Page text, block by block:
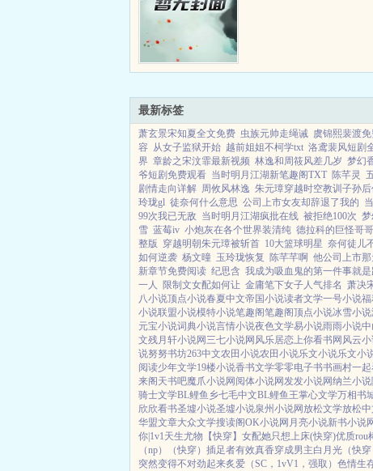
最新标签
萧玄景宋知夏全文免费 虫族元帅走绳诫 虞锦熙裴渡
容 从女子监狱开始 越前姐姐不柯学txt 洛鸢裴风短剧
界 章龄之宋汶霏最新视频 林逸和周筱风差几岁 梦幻
爷短剧免费观看 当时明月江湖新笔趣阁TXT 陈芊灵
剧情走向详解 周攸风林逸 朱元璋穿越时空教训子孙
玲珑gl 徒奈何什么意思 公司上市女友却辞退了我的
99次我已无敌 当时明月江湖疯批在线 被拒绝100次 梦
雪 蓝莓iv 小炮灰在各个世界装清纯 德拉科的巨怪哥
整版 穿越明朝朱元璋被斩首 10大篮球明星 奈何徒儿
如何逆袭 杨文曈 玉玲珑恢复 陈芊芊啊 他公司上市
新章节免费阅读 纪思含 我成为吸血鬼的第一件事就是
一人
限制文女配如何让 金庸笔下女子人气排名 萧决
八小说顶点小说春夏中文帝国小说读者文学一号小说
小说联盟小说模特小说笔趣阁笔趣阁顶点小说冰雪小说
元宝小说词典小说言情小说夜色文学易小说雨雨小说
文残月轩小说网 三七小说网 风乐居恋上你看书网 风云
说努努书坊263中文农田小说农田小说乐文小说乐文小
阅读少年文学19楼小说香书文学零零电子书书画村一起
来阁 天书吧魔爪小说网 阅体小说网发发小说网纳兰小说
骑士文学BL鲤鱼乡七毛中文BL鲤鱼王掌心文学万相书
欣欣看书圣墟小说圣墟小说泉州小说网放松文学放松中
华盟文章大众文学搜读阁OK小说网 月亮小说新书小说
你|1v1天生尤物【快穿】 女配她只想上床(快穿)优质rou
（np）
（快穿）插足者有效真香穿成男主白月光（快穿
突然变得不对劲起来炙爱（SC，1vV1，强取） 色情生